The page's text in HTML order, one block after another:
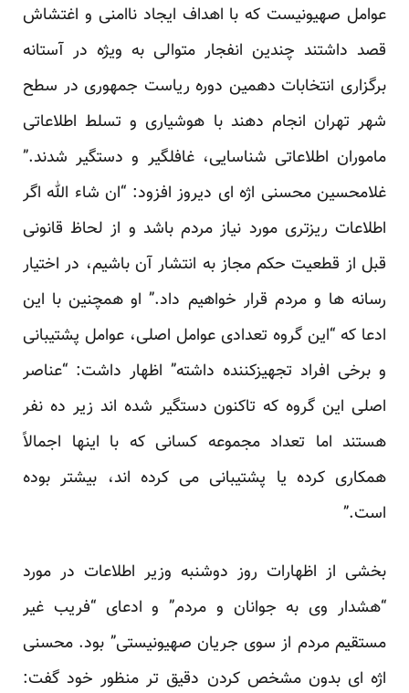
‏عوامل صهیونیست که با اهداف ایجاد ناامنی و اغتشاش
قصد داشتند چندین انفجار متوالی به ویژه در آستانه
‏برگزاری انتخابات دهمین دوره ریاست جمهوری در سطح
شهر تهران انجام دهند با هوشیاری و تسلط اطلاعاتی
‏ماموران اطلاعاتی شناسایی، غافلگیر و دستگیر شدند.”
غلامحسین محسنی اژه ای دیروز افزود: “ان شاء الله اگر
‏اطلاعات ریزتری مورد نیاز مردم باشد و از لحاظ قانونی
قبل از قطعیت حکم مجاز به انتشار آن باشیم، در اختیار
‏رسانه ها و مردم قرار خواهیم داد‎.‎‏” او همچنین با این
ادعا که “این گروه تعدادی عوامل اصلی، عوامل پشتیبانی
و ‏برخی افراد تجهیزکننده داشته” اظهار داشت: “عناصر
اصلی این گروه که تاکنون دستگیر شده اند زیر ده نفر
‏هستند اما تعداد مجموعه کسانی که با اینها اجمالاً
همکاری کرده یا پشتیبانی می کرده اند، بیشتر بوده
است‎.‎‏”‏
بخشی از اظهارات روز دوشنبه وزیر اطلاعات در مورد
“هشدار وی به جوانان و مردم” و ادعای “فریب غیر
‏مستقیم مردم از سوی جریان صهیونیستی” بود. محسنی
اژه ای بدون مشخص کردن دقیق تر منظور خود گفت: